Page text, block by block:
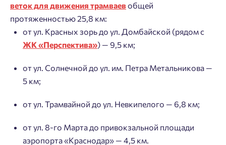
веток для движения трамваевобщей
протяженностью 25,8 км:
от ул. Красных зорь до ул. Домбайской (рядом с
ЖК «Перспектива») — 9,5 км;
от ул. Солнечной до ул. им. Петра Метальникова —
5 км;
от ул. Трамвайной до ул. Невкипелого — 6,8 км;
от ул. 8-го Марта до привокзальной площади
аэропорта «Краснодар» — 4,5 км.